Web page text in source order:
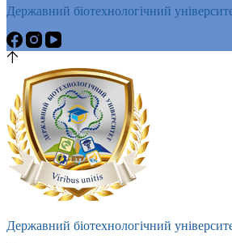
Державний біотехнологічний
Державний біотехнологічний